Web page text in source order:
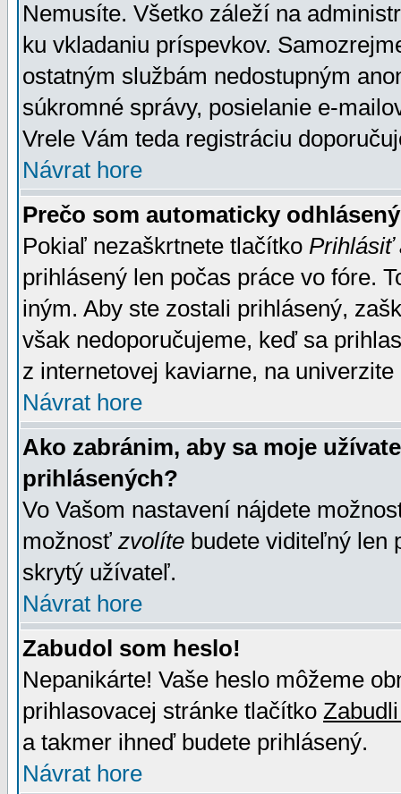
Nemusíte. Všetko záleží na
ku vkladaniu príspevkov.
ostatným službám nedostupným
súkromné správy, posielanie e-
Vrele Vám teda registráciu
Návrat hore
Prečo som automaticky
Pokiaľ nezaškrtnete tlačítko Prihlásiť
prihlásený len počas práce vo fóre.
iným. Aby ste zostali prihlásený,
však nedoporučujeme, keď sa
z internetovej kaviarne, na univerzite
Návrat hore
Ako zabránim, aby sa moje
prihlásených?
Vo Vašom nastavení nájdete
možnosť zvolíte budete viditeľný len
skrytý užívateľ.
Návrat hore
Zabudol som heslo!
Nepanikárte! Vaše heslo môžeme
prihlasovacej stránke tlačítko
a takmer ihneď budete prihlásený.
Návrat hore